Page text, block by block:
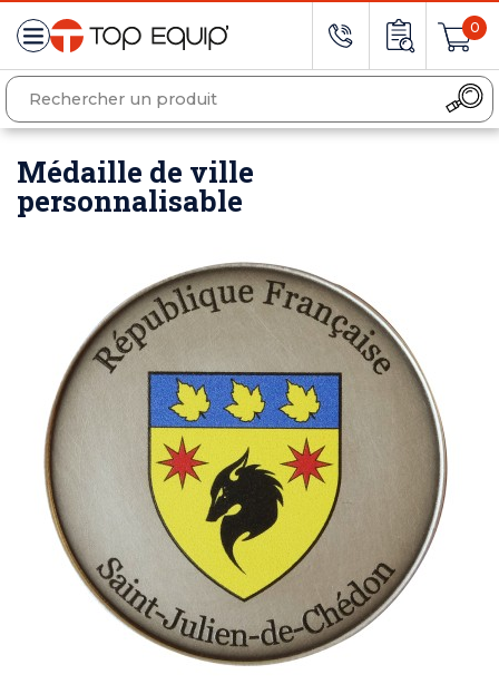
0
Médaille de ville
personnalisable